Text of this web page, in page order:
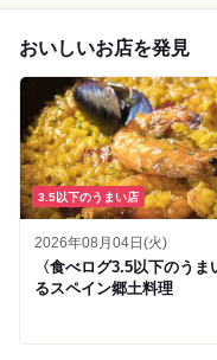
おいしいお店を発見
3.5以下のうまい店
2026年08月04日(火)
〈食べログ3.5以下のう
るスペイン郷土料理